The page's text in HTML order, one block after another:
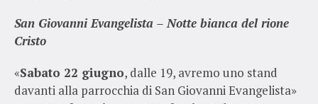
San Giovanni Evangelista – Notte bianca del rione
Cristo
«Sabato 22 giugno, dalle 19, avremo uno stand
davanti alla parrocchia di San Giovanni Evangelista»